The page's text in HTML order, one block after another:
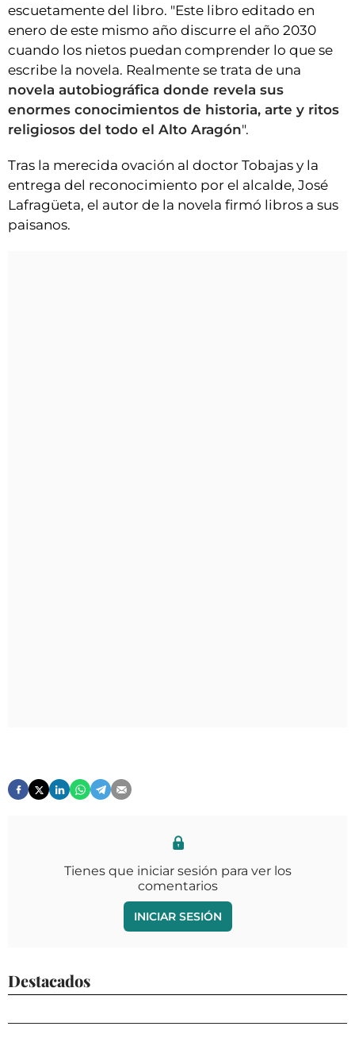
escuetamente del libro. "Este libro editado en
enero de este mismo año discurre el año 2030
cuando los nietos puedan comprender lo que se
escribe la novela. Realmente se trata de una
novela autobiográfica donde revela sus
enormes conocimientos de historia, arte y ritos
religiosos del todo el Alto Aragón".
Tras la merecida ovación al doctor Tobajas y la
entrega del reconocimiento por el alcalde, José
Lafragüeta, el autor de la novela firmó libros a sus
paisanos.
Tienes que iniciar sesión para ver los
comentarios
INICIAR SESIÓN
Destacados